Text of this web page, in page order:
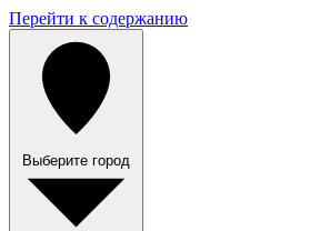
Перейти к содержанию
Выберите город